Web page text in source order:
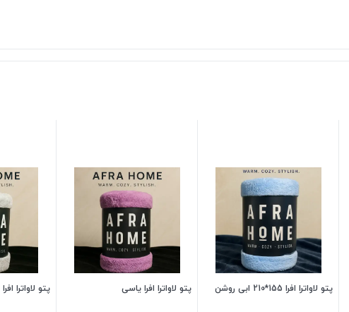
پتو لاواترا افرا 155*210 ابی روشن پتو لاواترا افرا یاسی پتو لاواترا افرا 155*210 طوسی